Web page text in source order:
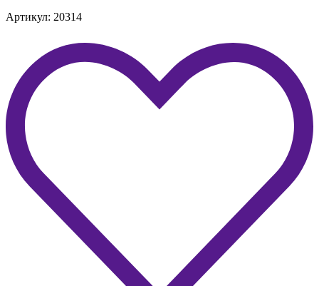
Артикул: 20314